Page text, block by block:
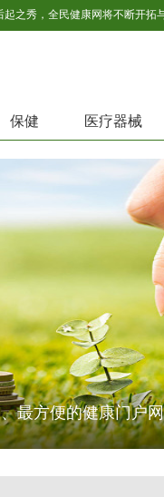
保健 医疗器械
最方便的健康门户